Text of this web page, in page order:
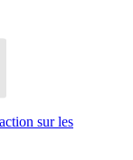
sur les